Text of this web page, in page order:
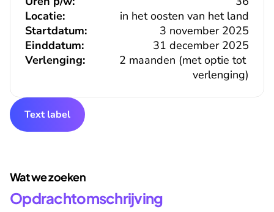
Locatie:
in het oosten van het land
Verlenging:
2 maanden (met optie tot
verlenging)
Einddatum: 31 december 2025
Startdatum: 3 november 2025
Text label
Wat we zoeken
Opdrachtomschrijving